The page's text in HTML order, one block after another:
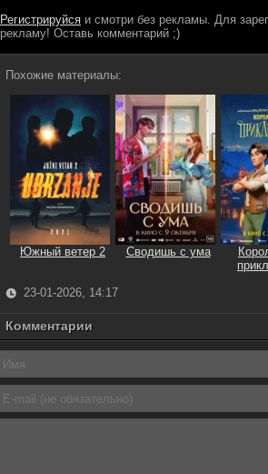
Регистрируйся и смотри без рекламы. Для
рекламу! Оставь комментарий ;)
Похожие материалы:
Южный ветер 2 Сводишь с ума
23-01-2026, 14:17
Комментарии